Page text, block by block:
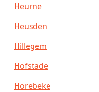
Heurne
Heusden
Hillegem
Hofstade
Horebeke